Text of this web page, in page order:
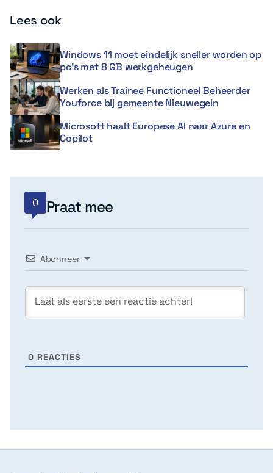
Lees ook
Windows 11 moet eindelijk sneller worden op
pc’s met 8 GB werkgeheugen
Werken als Trainee Functioneel Beheerder
Youforce bij gemeente Nieuwegein
Microsoft haalt Europese AI naar Azure en
Copilot
0 Praat mee
Abonneer
0 REACTIES